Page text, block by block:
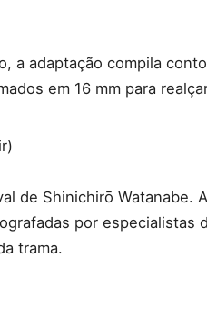
a adaptação compila
em 16 mm para
de Shinichirō Watanabe.
por especialistas
trama.